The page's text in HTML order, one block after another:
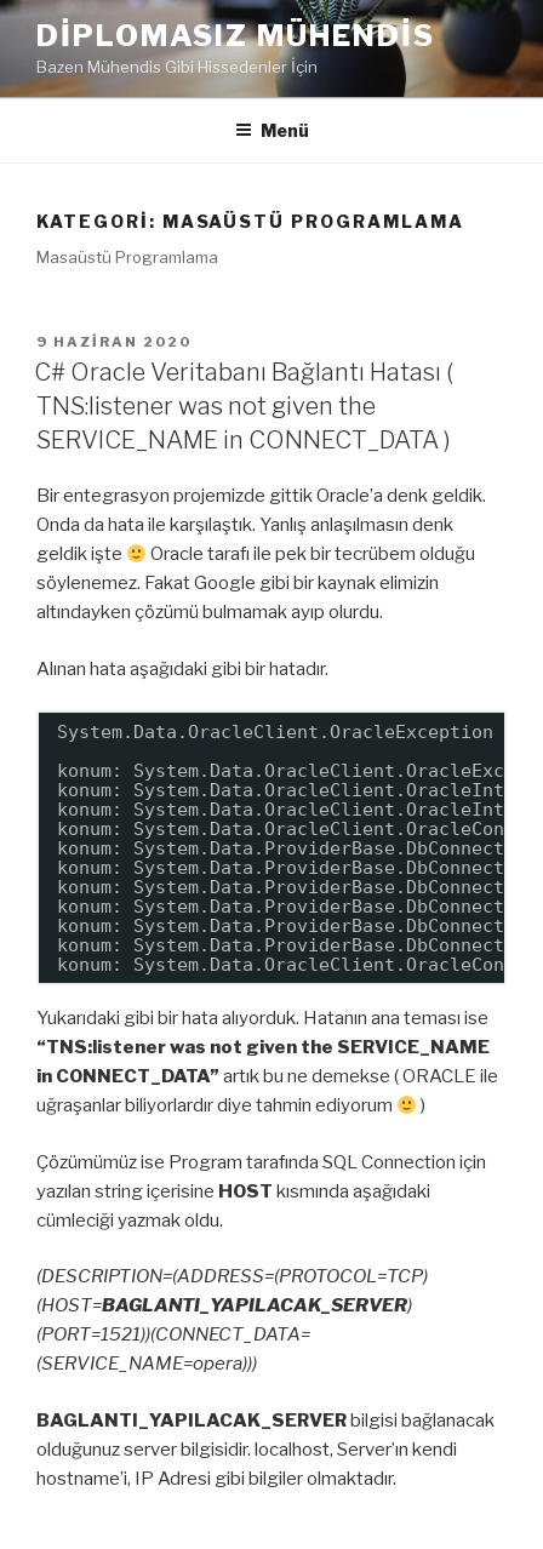
İçeriğe
DIPLOMASIZ MÜHENDIS
Bazen Mühendis Gibi Hissedenler İçin
Menü
KATEGORI: MASAÜSTÜ PROGRAMLAMA
Masaüstü Programlama
YAYIM
TARIHI
9 HAZIRAN 2020
C# Oracle Veritabanı Bağlantı Hatası (
TNS:listener was not given the
SERVICE_NAME in CONNECT_DATA )
Bir entegrasyon projemizde gittik Oracle’a denk geldik.
Onda da hata ile karşılaştık. Yanlış anlaşılmasın denk
geldik işte
Oracle tarafı ile pek bir tecrübem olduğu
söylenemez. Fakat Google gibi bir kaynak elimizin
altındayken çözümü bulmamak ayıp olurdu.
Alınan hata aşağıdaki gibi bir hatadır.
System.Data.OracleClient.OracleException
konum:
konum:
konum:
konum:
konum:
konum:
konum:
konum:
konum:
konum:
konum:
Yukarıdaki gibi bir hata alıyorduk. Hatanın ana teması ise
“TNS:listener was not given the SERVICE_NAME
in CONNECT_DATA” artık bu ne demekse ( ORACLE ile
uğraşanlar biliyorlardır diye tahmin ediyorum
)
Çözümümüz ise Program tarafında SQL Connection için
yazılan string içerisine HOST kısmında aşağıdaki
cümleciği yazmak oldu.
(DESCRIPTION=(ADDRESS=(PROTOCOL=TCP)
(HOST=BAGLANTI_YAPILACAK_SERVER)
(PORT=1521))(CONNECT_DATA=
(SERVICE_NAME=opera)))
BAGLANTI_YAPILACAK_SERVERbilgisi bağlanacak
olduğunuz server bilgisidir. localhost, Server’ın kendi
hostname’i, IP Adresi gibi bilgiler olmaktadır.